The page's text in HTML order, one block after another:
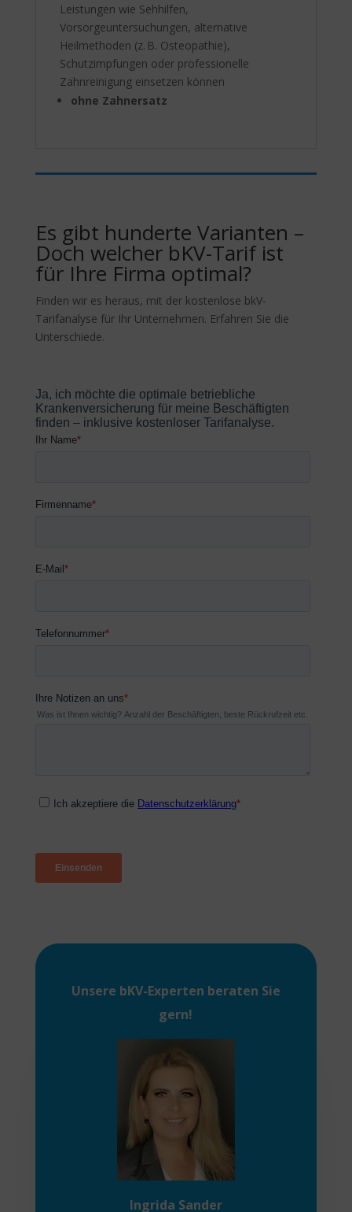
Leistungen wie Sehhilfen,
Vorsorgeuntersuchungen, alternative
Heilmethoden (z. B. Osteopathie),
Schutzimpfungen oder professionelle
Zahnreinigung einsetzen können
ohne Zahnersatz
Es gibt hunderte Varianten –
Doch welcher bKV-Tarif ist
für Ihre Firma optimal?
Finden wir es heraus, mit der kostenlose bkV-
Tarifanalyse für Ihr Unternehmen. Erfahren Sie die
Unterschiede.
Unsere bKV-Experten beraten Sie
gern!
Ingrida Sander